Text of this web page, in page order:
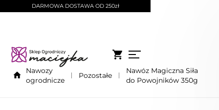
DARMOWA DOSTAWA OD 250zł
Nawozy
ogrodnicze
Pozostałe
Nawóz Magiczna Siła
do Powojników 350g